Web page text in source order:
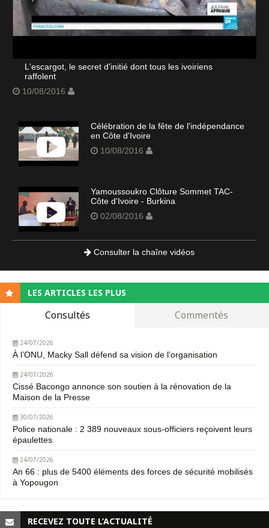
L'escargot, le secret d'initié dont tous les ivoiriens
raffolent
10/08/2016
Célébration de la fête de l'indépendance
en Côte d'Ivoire
10/08/2016
Yamoussoukro Clôture Sommet TAC-
Côte d'Ivoire - Burkina
02/08/2016
Consulter la chaîne vidéos
LES ARTICLES LES PLUS
Consultés Commentés
24/07/2026
À l’ONU, Macky Sall défend sa vision de l’organisation
24/07/2026
Cissé Bacongo annonce son soutien à la rénovation de la
Maison de la Presse
30/07/2026
Police nationale : 2 389 nouveaux sous-officiers reçoivent leurs
épaulettes
24/07/2026
An 66 : plus de 5400 éléments des forces de sécurité mobilisés
à Yopougon
RECEVEZ TOUTE L’ACTUALITÉ